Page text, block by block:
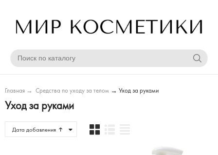
Главная → Средства по уходу за телом → Уход за руками
Уход за руками
Дата добавления